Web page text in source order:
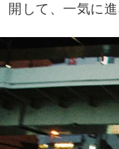
開して、一気に進